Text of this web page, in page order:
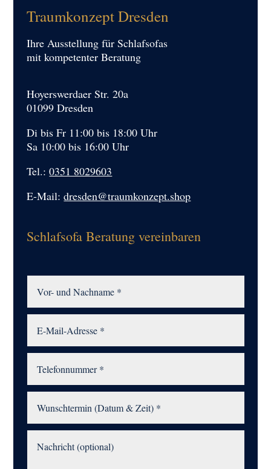
Traumkonzept Dresden
Ihre Ausstellung für Schlafsofas
mit kompetenter Beratung
Hoyerswerdaer Str. 20a
01099 Dresden
Di bis Fr 11:00 bis 18:00 Uhr
Sa 10:00 bis 16:00 Uhr
Tel.:0351 8029603
E-Mail:dresden@traumkonzept.shop
Schlafsofa Beratung vereinbaren